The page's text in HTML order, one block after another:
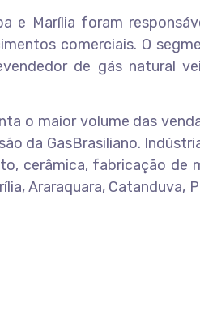
e Marília foram
comerciais. O
de gás natural
o maior volume das
da GasBrasiliano.
cerâmica, fabricação de
Araraquara, Catanduva,